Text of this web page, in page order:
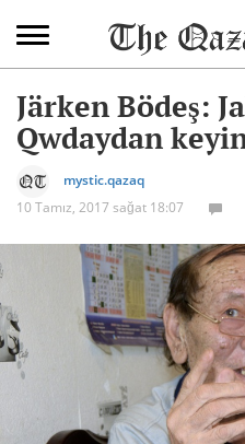
Järken Bödeş:
Qwdaydan
mystic.qazaq
10 Tamız, 2017 sağat 18:07